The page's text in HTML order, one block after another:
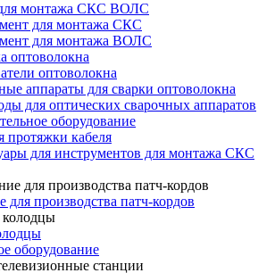
монтажа СКС ВОЛС
для монтажа СКС
для монтажа ВОЛС
оптоволокна
оптоволокна
аппараты для сварки оптоволокна
для оптических сварочных аппаратов
оборудование
протяжки кабеля
для инструментов для монтажа СКС
для производства патч-кордов
оборудование